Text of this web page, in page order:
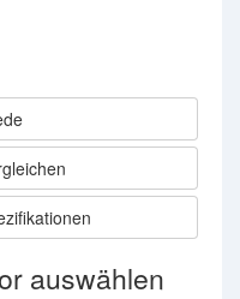
auswählen